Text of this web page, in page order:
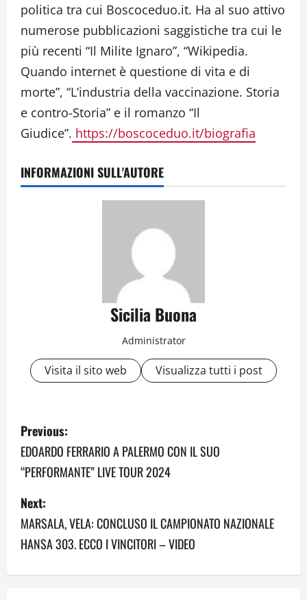
politica tra cui Boscoceduo.it. Ha al suo attivo
numerose pubblicazioni saggistiche tra cui le
più recenti “Il Milite Ignaro”, “Wikipedia.
Quando internet è questione di vita e di
morte”, “L’industria della vaccinazione. Storia
e contro-Storia” e il romanzo “Il
Giudice”. https://boscoceduo.it/biografia
INFORMAZIONI SULL'AUTORE
Sicilia Buona
Administrator
Visita il sito web Visualizza tutti i post
P
o
s
t
n
a
Previous:
EDOARDO FERRARIO A PALERMO CON IL SUO
“PERFORMANTE” LIVE TOUR 2024
Next:
MARSALA, VELA: CONCLUSO IL CAMPIONATO NAZIONALE
HANSA 303. ECCO I VINCITORI – VIDEO